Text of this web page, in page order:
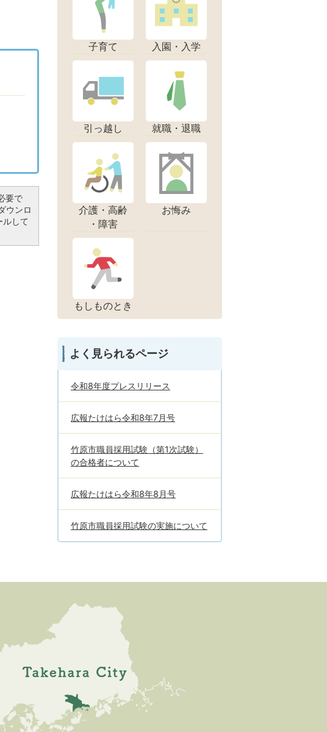
要で
ウンロ
して
子育て 入園・入学
引っ越し 就職・退職
介護・高齢
・障害
お悔み
もしものとき
よく見られるページ
令和8年度プレスリリース
広報たけはら令和8年7月号
竹原市職員採用試験（第1次試験）
の合格者について
広報たけはら令和8年8月号
竹原市職員採用試験の実施について